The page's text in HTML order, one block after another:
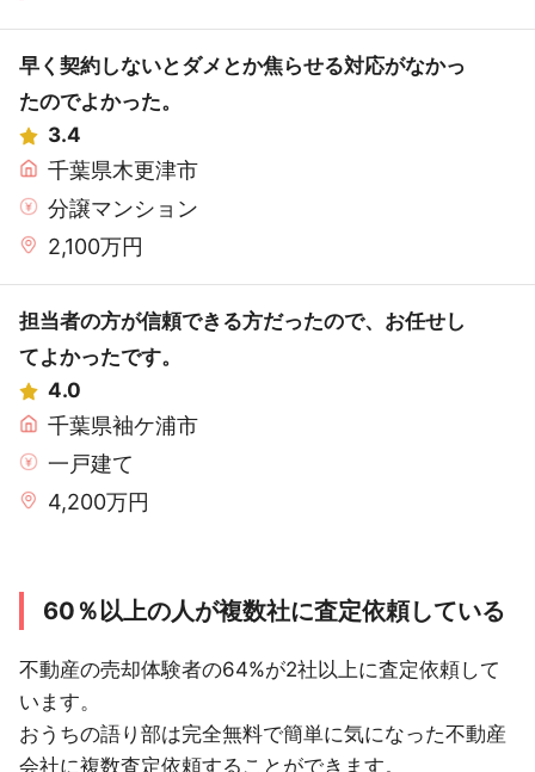
早く契約しないとダメとか焦らせる対応がなかっ
たのでよかった。
3.4
千葉県木更津市
分譲マンション
2,100万円
担当者の方が信頼できる方だったので、お任せし
てよかったです。
4.0
千葉県袖ケ浦市
一戸建て
4,200万円
60％以上の人が複数社に査定依頼している
不動産の売却体験者の64%が2社以上に査定依頼して
います。
おうちの語り部は完全無料で簡単に気になった不動産
会社に複数査定依頼することができます。